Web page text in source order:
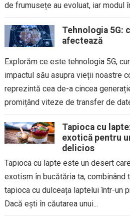
de frumusețe au evoluat, iar modul
Tehnologia 5G:
afectează
Explorăm ce este tehnologia 5G,
impactul său asupra vieții noastre
reprezintă cea de-a cincea
promițând viteze de transfer de
Tapioca cu
exotică pentru
delicios
Tapioca cu lapte este un desert
exotism în bucătăria ta, combinând
tapioca cu dulceața laptelui într-un
Dacă ești în căutarea unui...